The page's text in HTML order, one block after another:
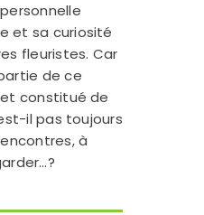
et sa curiosité
fleuristes. Car
de ce
constitué de
il pas toujours
à